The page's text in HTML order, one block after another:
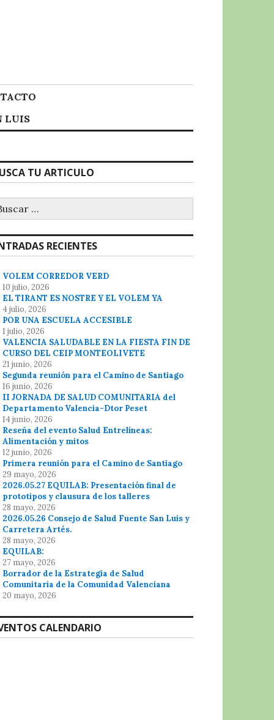
LUIS
TU ARTICULO
RECIENTES
VOLEM CORREDOR VERD
10 julio, 2026
EL TIRANT ES NOSTRE Y EL VOLEM YA
4 julio, 2026
POR UNA ESCUELA ACCESIBLE
1 julio, 2026
VALENCIA SALUDABLE EN LA FIESTA FIN DE
CURSO DEL CEIP MONTEOLIVETE
21 junio, 2026
Segunda reunión para el Camino de Santiago
16 junio, 2026
II JORNADA DE SALUD COMUNITARIA del
Departamento Valencia-Dtor Peset
14 junio, 2026
Reseña del evento Salud Entrelíneas:
Alimentación y mitos
12 junio, 2026
Primera reunión para el Camino de Santiago
29 mayo, 2026
2026.05.27 EQUILAB: Presentación final de
prototipos y clausura de los talleres
28 mayo, 2026
2026.05.26 Consejo de Salud Fuente San Luis y
Carretera Artés.
28 mayo, 2026
EQUILAB:
27 mayo, 2026
Borrador de la Estrategia de Salud
Comunitaria de la Comunidad Valenciana
20 mayo, 2026
CALENDARIO